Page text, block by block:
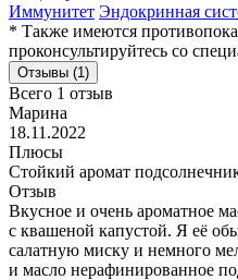
Иммунитет Эндокринная
* Также имеются
проконсультируйтесь со
Отзывы (1)
Всего 1 отзыв
Марина
18.11.2022
Плюсы
Стойкий аромат
Отзыв
Вкусное и очень ароматное
с квашеной капустой. Я её
салатную миску и немного
и масло нерафинированное